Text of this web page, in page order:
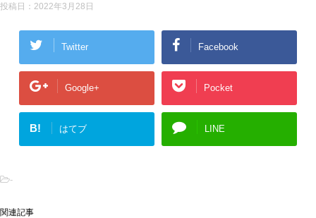
投稿日： 2022年3月28日
Twitter Facebook
Google+ Pocket
B! はてブ LINE
-
関連記事